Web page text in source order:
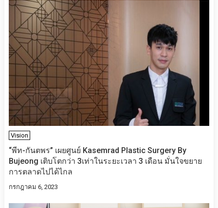
Vision
“พีท-กันตพร” เผยศูนย์ Kasemrad Plastic Surgery By
Bujeong เติบโตกว่า 3เท่าในระยะเวลา 3 เดือน มั่นใจขยาย
การตลาดไปได้ไกล
กรกฎาคม 6, 2023